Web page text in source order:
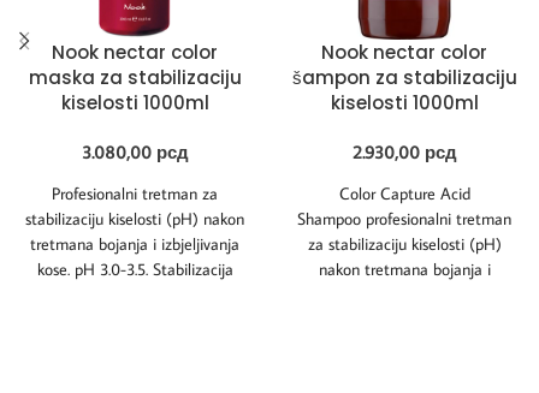
Nook nectar color
maska za stabilizaciju
kiselosti 1000ml
3.080,00 рсд
Profesionalni tretman za
stabilizaciju kiselosti (pH) nakon
tretmana bojanja i izbjeljivanja
kose. pH 3.0-3.5. Stabilizacija
Nook nectar color
šampon za stabilizaciju
kiselosti 1000ml
2.930,00 рсд
Color Capture Acid
Shampoo profesionalni tretman
za stabilizaciju kiselosti (pH)
nakon tretmana bojanja i